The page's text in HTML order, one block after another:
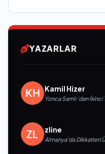
YAZARLAR
Kamil Hizer
Yonca Samlı ‘dan
zline
Almanya’da Dikkatleri